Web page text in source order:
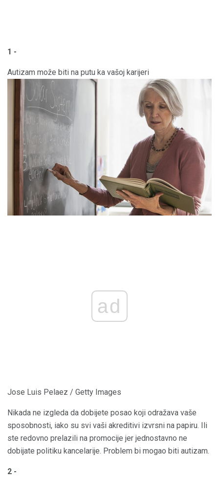
1 -
Autizam može biti na putu ka vašoj karijeri
ad
Jose Luis Pelaez / Getty Images
Nikada ne izgleda da dobijete posao koji odražava vaše
sposobnosti, iako su svi vaši akreditivi izvrsni na papiru. Ili
ste redovno prelazili na promocije jer jednostavno ne
dobijate politiku kancelarije. Problem bi mogao biti autizam.
2 -